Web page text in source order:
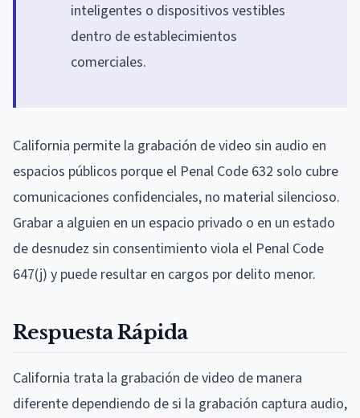
inteligentes o dispositivos vestibles
dentro de establecimientos
comerciales.
California permite la grabación de video sin audio en
espacios públicos porque el Penal Code 632 solo cubre
comunicaciones confidenciales, no material silencioso.
Grabar a alguien en un espacio privado o en un estado
de desnudez sin consentimiento viola el Penal Code
647(j) y puede resultar en cargos por delito menor.
Respuesta Rápida
California trata la grabación de video de manera
diferente dependiendo de si la grabación captura audio,